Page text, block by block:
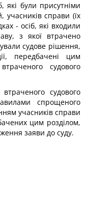
які були присутніми
учасників справи (їх
- осіб, які входили
з якої втрачено
судове рішення,
передбачені цим
судового
судового
спрощеного
учасників справи
цим розділом,
заяви до суду.